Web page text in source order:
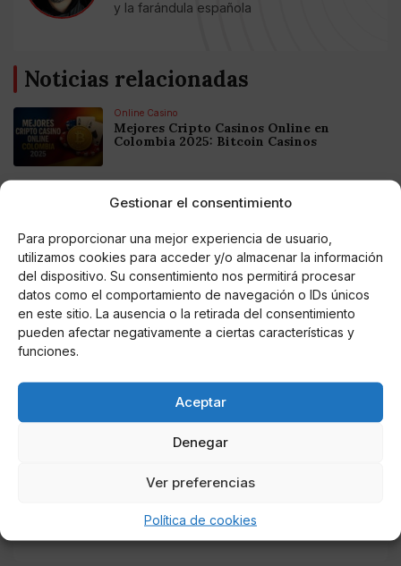
Gestionar el consentimiento
Para proporcionar una mejor experiencia de usuario,
utilizamos cookies para acceder y/o almacenar la información
del dispositivo. Su consentimiento nos permitirá procesar
datos como el comportamiento de navegación o IDs únicos
en este sitio. La ausencia o la retirada del consentimiento
pueden afectar negativamente a ciertas características y
funciones.
Aceptar
Denegar
Ver preferencias
Política de cookies
y la farándula española
Noticias relacionadas
Online Casino
Mejores Cripto Casinos Online en
Colombia 2025: Bitcoin Casinos
Mejores Casinos Online con Bitcoin y
Online Casino
Mejores casinos online con
criptomonedas y Bitcoin en México 2025
Europea